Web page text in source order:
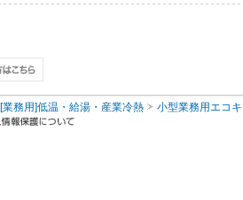
[業務用]低温・給湯・産業冷熱 小型業務用エコ